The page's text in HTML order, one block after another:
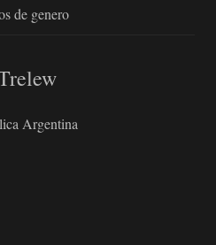
de genero
Argentina